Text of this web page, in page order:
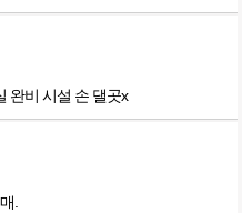
완비 시설 손 댈곳x
.